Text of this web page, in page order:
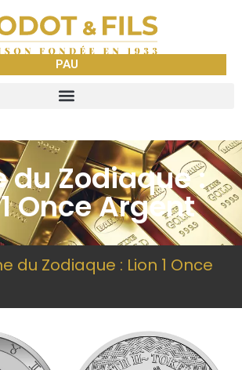
PAU
du Zodiaque :
Once Argent
du Zodiaque : Lion 1 Once